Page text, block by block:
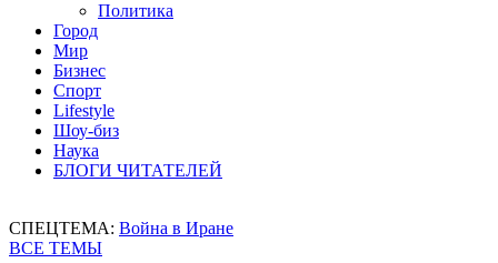
Политика
Город
Мир
Бизнес
Спорт
Lifestyle
Шоу-биз
Наука
БЛОГИ ЧИТАТЕЛЕЙ
СПЕЦТЕМА: Война в Иране
ВСЕ ТЕМЫ